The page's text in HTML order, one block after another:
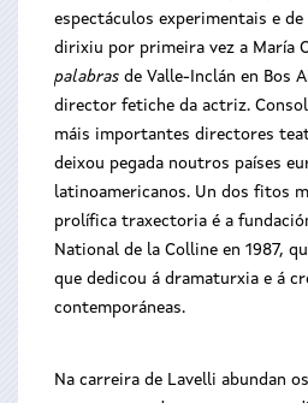
espectáculos experimentais e
dirixiu por primeira vez a María
palabras de Valle-Inclán en Bos
director fetiche da actriz.
máis importantes directores
deixou pegada noutros países
latinoamericanos. Un dos fitos
prolífica traxectoria é a
National de la Colline en 1987,
que dedicou á dramaturxia e á
contemporáneas.
Na carreira de Lavelli abundan